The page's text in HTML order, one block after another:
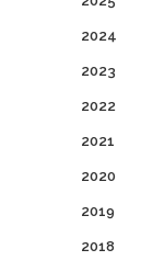
2024
2023
2022
2021
2020
2019
2018